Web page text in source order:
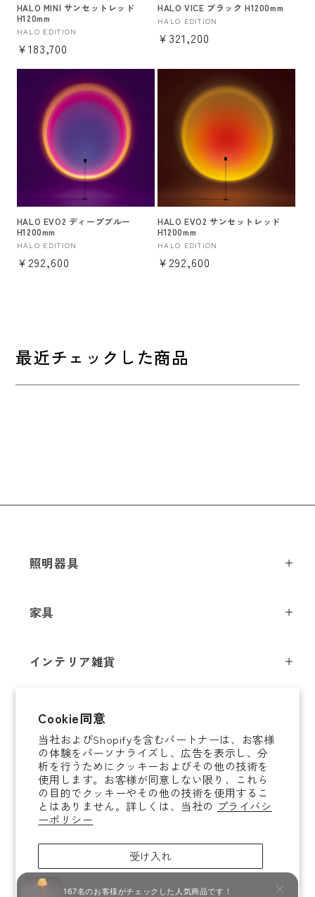
Cookie同意
当社およびShopifyを含むパートナーは、お客様
の体験をパーソナライズし、広告を表示し、分
析を行うためにクッキーおよびその他の技術を
使用します。お客様が同意しない限り、これら
の目的でクッキーやその他の技術を使用するこ
とはありません。詳しくは、当社の プライバシ
ーポリシー
受け入れ
拒否
HALO MINI サンセットレッド
H120mm
販
売
HALO EDITION
通
常
¥183,700
HALO VICE ブラック H1200mm
販
売
HALO EDITION
通
価
¥321,200
HALO EVO2 ディープブルー
H1200mm
販
売
HALO EDITION
通
¥292,600
HALO EVO2 サンセットレッド
H1200mm
販
売
HALO EDITION
通
¥292,600
最近チェックした商品
照明器具
シーリングライト
テーブルライト
ブラケットライト
タスクライト
ポータブルライト
和風照明
その他照明 / パーツ
電球
家具
チェア
ソファ / ベンチ
デスク
ミラー
収納家具
コートハンガー
傘立て
その他家具
インテリア雑貨
オブジェ
掛時計
置時計
腕時計
花器
テーブルウェア
ホームアクセサリー
即納商品
即納商品
ご案内
法人取引のご案内
About YAMAGIWA
ショッピングガイド
お知らせ
ご利用ガイド
照明ガイド